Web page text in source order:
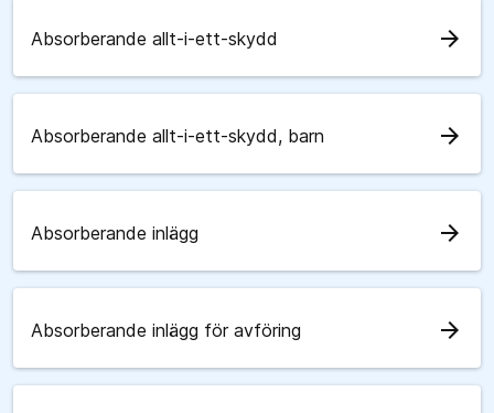
Absorberande allt-i-ett-skydd arrow_forward
Absorberande allt-i-ett-skydd, barn arrow_forward
Absorberande inlägg arrow_forward
Absorberande inlägg för avföring arrow_forward